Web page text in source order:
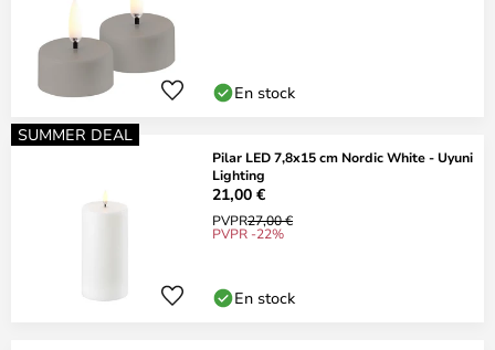
En stock
SUMMER DEAL
Pilar LED 7,8x15 cm Nordic White - Uyuni
Lighting
21,00 €
PVPR27,00 €
PVPR -22%
En stock